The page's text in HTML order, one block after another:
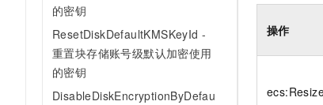
的密钥
ResetDiskDefaultKMSKeyId -
重置块存储账号级默认加密使用
的密钥
DisableDiskEncryptionByDefau
操作